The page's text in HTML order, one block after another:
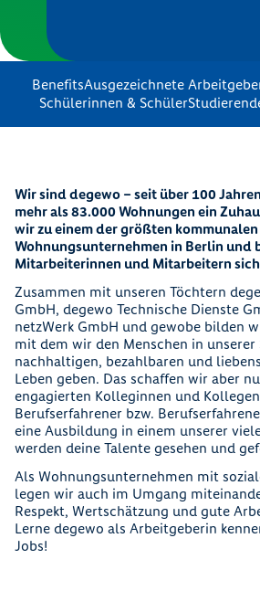
BenefitsAusgezeichnete
Schülerinnen & Schüler
Wir sind degewo – seit über 100
mehr als 83.000 Wohnungen ein
wir zu einem der größten kommunalen
Wohnungsunternehmen in Berlin und
Mitarbeiterinnen und Mitarbeitern
Zusammen mit unseren Töchtern
GmbH, degewo Technische Dienste
netzWerk GmbH und gewobe bilden
mit dem wir den Menschen in unserer
nachhaltigen, bezahlbaren und
Leben geben. Das schaffen wir aber
engagierten Kolleginnen und
Berufserfahrener bzw.
eine Ausbildung in einem unserer
werden deine Talente gesehen und
Als Wohnungsunternehmen mit
legen wir auch im Umgang
Respekt, Wertschätzung und gute
Lerne degewo als Arbeitgeberin
Jobs!